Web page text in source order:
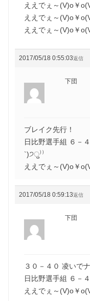
ええでぇ～(V)o￥
ええでぇ～(V)o￥
ええでぇ～(V)o￥
2017/05/18 0:55:03返信
下団
ブレイク先行！
日比野選手組 ６－
`)੭ु⁾⁾
ええでぇ～(V)o￥
2017/05/18 0:59:13返信
下団
３０－４０ 凌いで
日比野選手組 ６－
ええでぇ～(V)o￥